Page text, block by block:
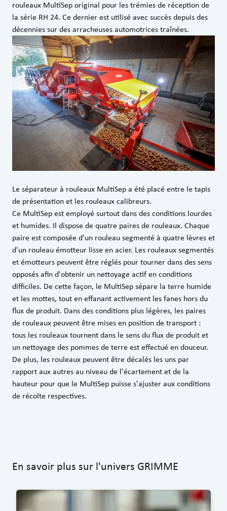
rouleaux MultiSep original pour les trémies de réception de
la série RH 24. Ce dernier est utilisé avec succès depuis des
décennies sur des arracheuses automotrices traînées.
Le séparateur à rouleaux MultiSep a été placé entre le tapis
de présentation et les rouleaux calibreurs.
Ce MultiSep est employé surtout dans des conditions lourdes
et humides. Il dispose de quatre paires de rouleaux. Chaque
paire est composée d'un rouleau segmenté à quatre lèvres et
d'un rouleau émotteur lisse en acier. Les rouleaux segmentés
et émotteurs peuvent être réglés pour tourner dans des sens
opposés afin d'obtenir un nettoyage actif en conditions
difficiles. De cette façon, le MultiSep sépare la terre humide
et les mottes, tout en effanant activement les fanes hors du
flux de produit. Dans des conditions plus légères, les paires
de rouleaux peuvent être mises en position de transport :
tous les rouleaux tournent dans le sens du flux de produit et
un nettoyage des pommes de terre est effectué en douceur.
De plus, les rouleaux peuvent être décalés les uns par
rapport aux autres au niveau de l'écartement et de la
hauteur pour que le MultiSep puisse s'ajuster aux conditions
de récolte respectives.
En savoir plus sur l'univers GRIMME